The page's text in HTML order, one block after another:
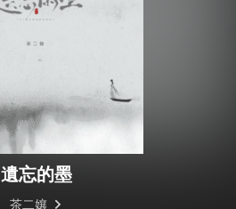
遺忘的墨
茶二孃